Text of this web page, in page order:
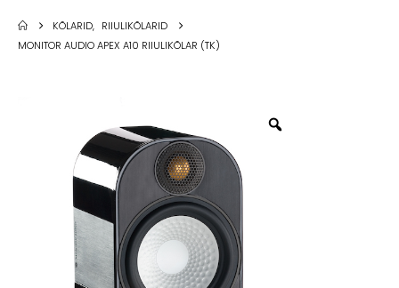
KÕLARID, RIIULIKÕLARID
MONITOR AUDIO APEX A10 RIIULIKÕLAR (TK)